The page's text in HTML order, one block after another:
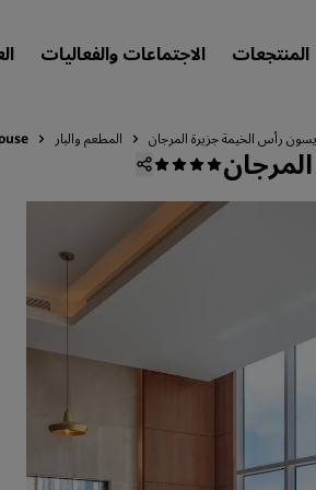
المنتجعات الاجتماعات والفعاليات
رأس الخيمة جزيرة المرجان المطعم والبار